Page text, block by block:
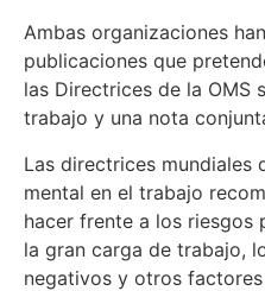
Ambas organizaciones
publicaciones que
las Directrices de la OMS
trabajo y una nota
Las directrices mundiales
mental en el trabajo
hacer frente a los riesgos
la gran carga de trabajo,
negativos y otros